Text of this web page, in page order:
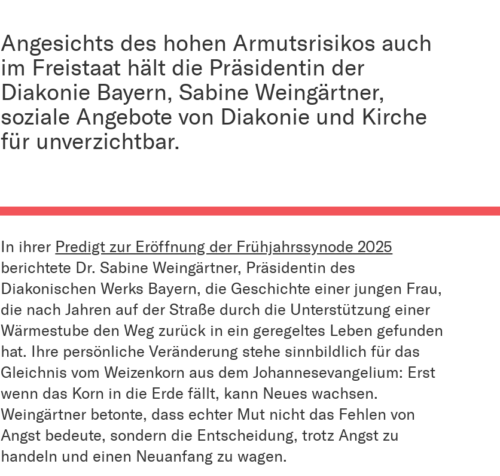
Angesichts des hohen Armutsrisikos auch
im Freistaat hält die Präsidentin der
Diakonie Bayern, Sabine Weingärtner,
soziale Angebote von Diakonie und Kirche
für unverzichtbar.
In ihrer Predigt zur Eröffnung der Frühjahrssynode 2025
berichtete Dr. Sabine Weingärtner, Präsidentin des
Diakonischen Werks Bayern, die Geschichte einer jungen Frau,
die nach Jahren auf der Straße durch die Unterstützung einer
Wärmestube den Weg zurück in ein geregeltes Leben gefunden
hat. Ihre persönliche Veränderung stehe sinnbildlich für das
Gleichnis vom Weizenkorn aus dem Johannesevangelium: Erst
wenn das Korn in die Erde fällt, kann Neues wachsen.
Weingärtner betonte, dass echter Mut nicht das Fehlen von
Angst bedeute, sondern die Entscheidung, trotz Angst zu
handeln und einen Neuanfang zu wagen.